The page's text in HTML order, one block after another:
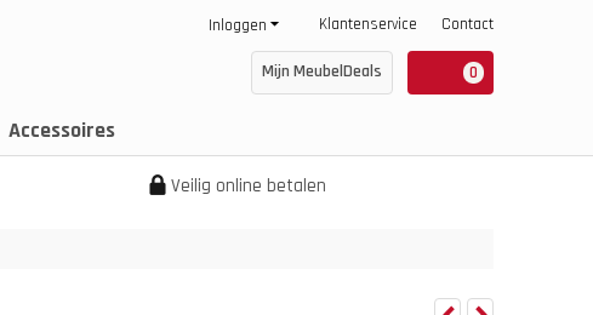
Klantenservice Contact
Inloggen
0
Mijn MeubelDeals
Accessoires
Veilig online betalen